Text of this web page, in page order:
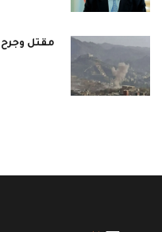
مقتل وجرح 3 حوثيين في اشتباكات غرب تعز